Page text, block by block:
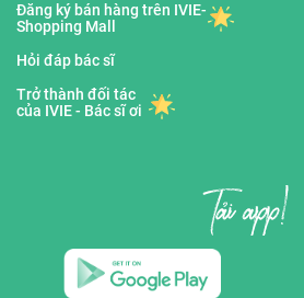
Đăng ký bán hàng trên IVIE-
Shopping Mall
Hỏi đáp bác sĩ
Trở thành đối tác
của IVIE - Bác sĩ ơi